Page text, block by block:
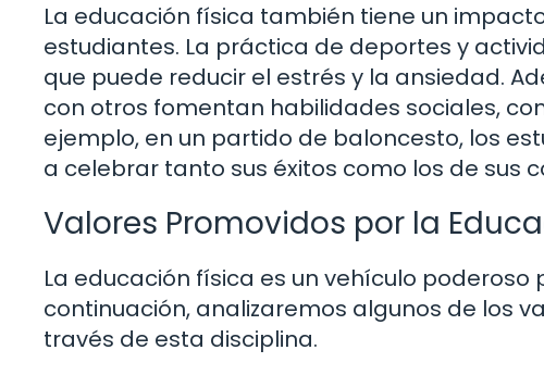
La educación física también tiene un
estudiantes. La práctica de deportes y
que puede reducir el estrés y la ansiedad.
con otros fomentan habilidades sociales,
ejemplo, en un partido de baloncesto, los
a celebrar tanto sus éxitos como los de sus
Valores Promovidos por la
La educación física es un vehículo
continuación, analizaremos algunos de los
través de esta disciplina.